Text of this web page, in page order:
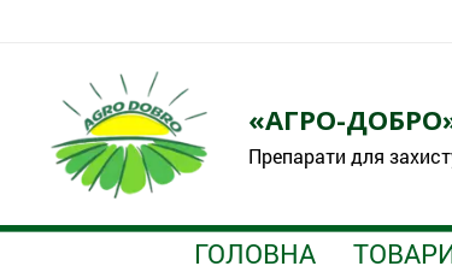
«АГРО-
Препарати для
ГОЛОВНА